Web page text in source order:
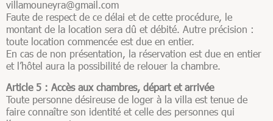
villamouneyra@gmail.com
Faute de respect de ce délai et de cette procédure, le
montant de la location sera dû et débité. Autre précision :
toute location commencée est due en entier.
En cas de non présentation, la réservation est due en entier
et l’hôtel aura la possibilité de relouer la chambre.
Article 5 : Accès aux chambres, départ et arrivée
Toute personne désireuse de loger à la villa est tenue de
faire connaître son identité et celle des personnes qui